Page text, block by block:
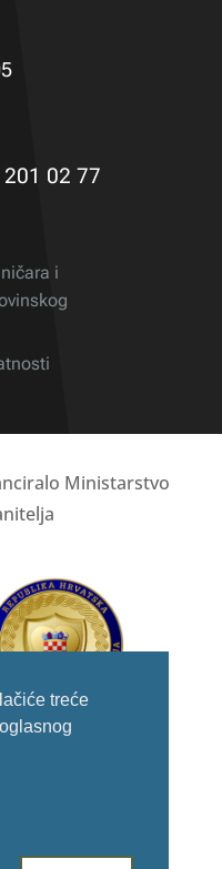
treće
02 77
i
Ministarstvo